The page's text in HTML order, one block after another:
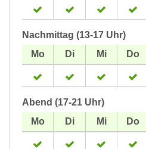
Nachmittag (13-17 Uhr)
Abend (17-21 Uhr)